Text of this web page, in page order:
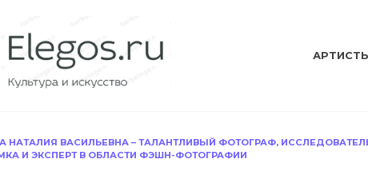
НАТАЛИЯ ВАСИЛЬЕВНА – ТАЛАНТЛИВЫЙ ФОТОГРАФ,
И ЭКСПЕРТ В ОБЛАСТИ ФЭШН-ФОТОГРАФИИ